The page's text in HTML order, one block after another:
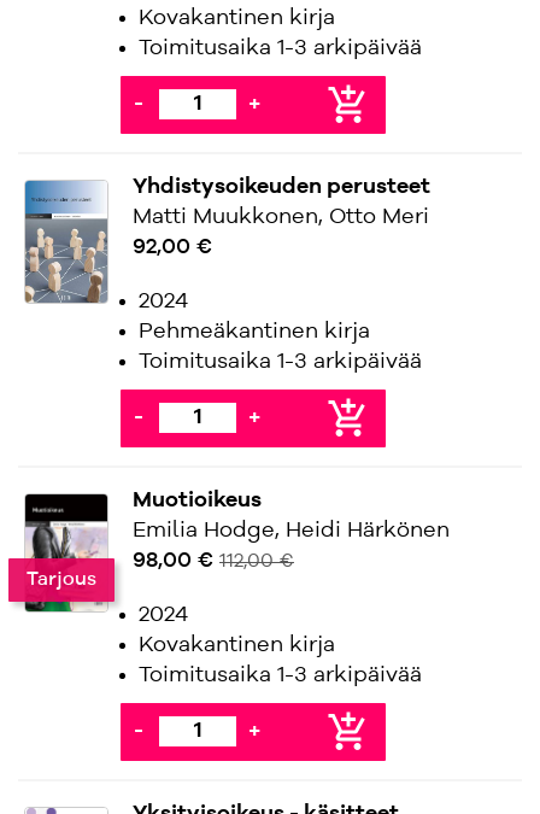
Kovakantinen kirja
Toimitusaika 1-3 arkipäivää
- + add_shopping_cart
Yhdistysoikeuden perusteet
Matti Muukkonen, Otto Meri
92,00 €
2024
Pehmeäkantinen kirja
Toimitusaika 1-3 arkipäivää
- + add_shopping_cart
Tarjous
Muotioikeus
Emilia Hodge, Heidi Härkönen
98,00 € 112,00 €
2024
Kovakantinen kirja
Toimitusaika 1-3 arkipäivää
- + add_shopping_cart